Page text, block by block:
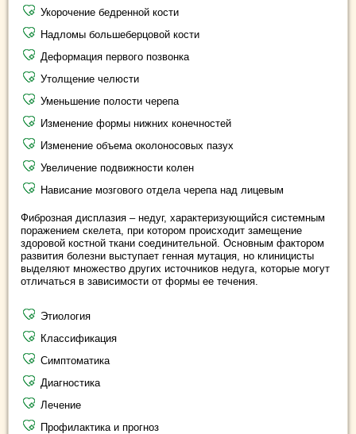
Укорочение бедренной кости
Надломы большеберцовой кости
Деформация первого позвонка
Утолщение челюсти
Уменьшение полости черепа
Изменение формы нижних конечностей
Изменение объема околоносовых пазух
Увеличение подвижности колен
Нависание мозгового отдела черепа над лицевым
Фиброзная дисплазия – недуг, характеризующийся системным
поражением скелета, при котором происходит замещение
здоровой костной ткани соединительной. Основным фактором
развития болезни выступает генная мутация, но клиницисты
выделяют множество других источников недуга, которые могут
отличаться в зависимости от формы ее течения.
Этиология
Классификация
Симптоматика
Диагностика
Лечение
Профилактика и прогноз